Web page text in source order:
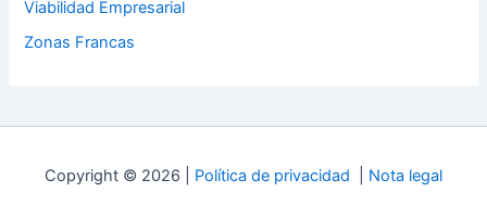
Viabilidad Empresarial
Zonas Francas
Copyright © 2026 | Política de privacidad Nota legal